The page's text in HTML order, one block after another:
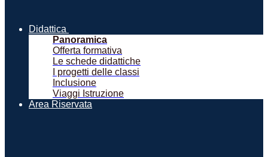
Didattica
Panoramica
Offerta formativa
Le schede didattiche
I progetti delle classi
Inclusione
Viaggi Istruzione
Area Riservata